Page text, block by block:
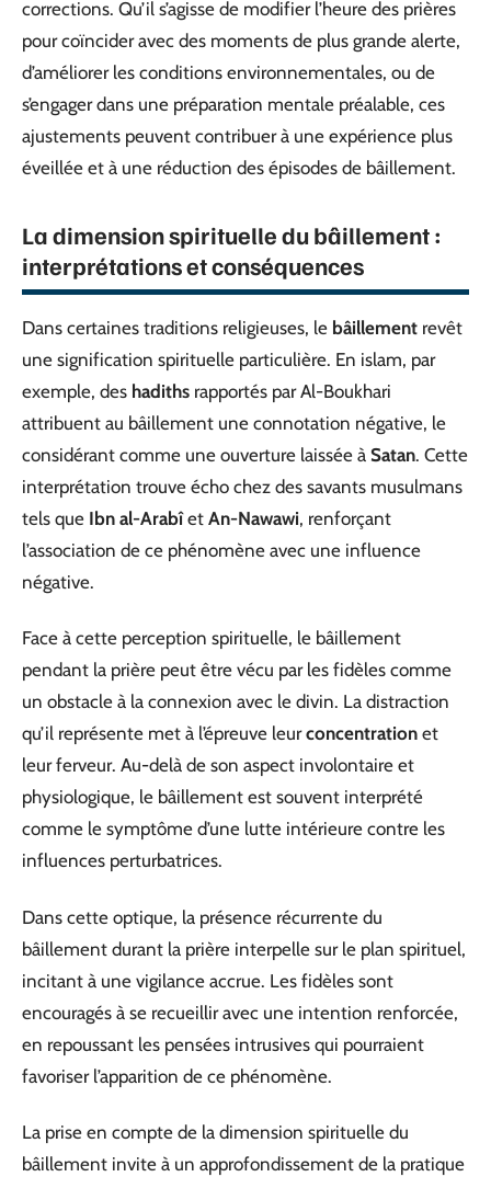
corrections. Qu’il s’agisse de modifier l’heure des prières
pour coïncider avec des moments de plus grande alerte,
d’améliorer les conditions environnementales, ou de
s’engager dans une préparation mentale préalable, ces
ajustements peuvent contribuer à une expérience plus
éveillée et à une réduction des épisodes de bâillement.
La dimension spirituelle du bâillement :
interprétations et conséquences
Dans certaines traditions religieuses, le bâillement revêt
une signification spirituelle particulière. En islam, par
exemple, des hadiths rapportés par Al-Boukhari
attribuent au bâillement une connotation négative, le
considérant comme une ouverture laissée à Satan. Cette
interprétation trouve écho chez des savants musulmans
tels que Ibn al-Arabîet An-Nawawi, renforçant
l’association de ce phénomène avec une influence
négative.
Face à cette perception spirituelle, le bâillement
pendant la prière peut être vécu par les fidèles comme
un obstacle à la connexion avec le divin. La distraction
qu’il représente met à l’épreuve leurconcentration et
leur ferveur. Au-delà de son aspect involontaire et
physiologique, le bâillement est souvent interprété
comme le symptôme d’une lutte intérieure contre les
influences perturbatrices.
Dans cette optique, la présence récurrente du
bâillement durant la prière interpelle sur le plan spirituel,
incitant à une vigilance accrue. Les fidèles sont
encouragés à se recueillir avec une intention renforcée,
en repoussant les pensées intrusives qui pourraient
favoriser l’apparition de ce phénomène.
La prise en compte de la dimension spirituelle du
bâillement invite à un approfondissement de la pratique